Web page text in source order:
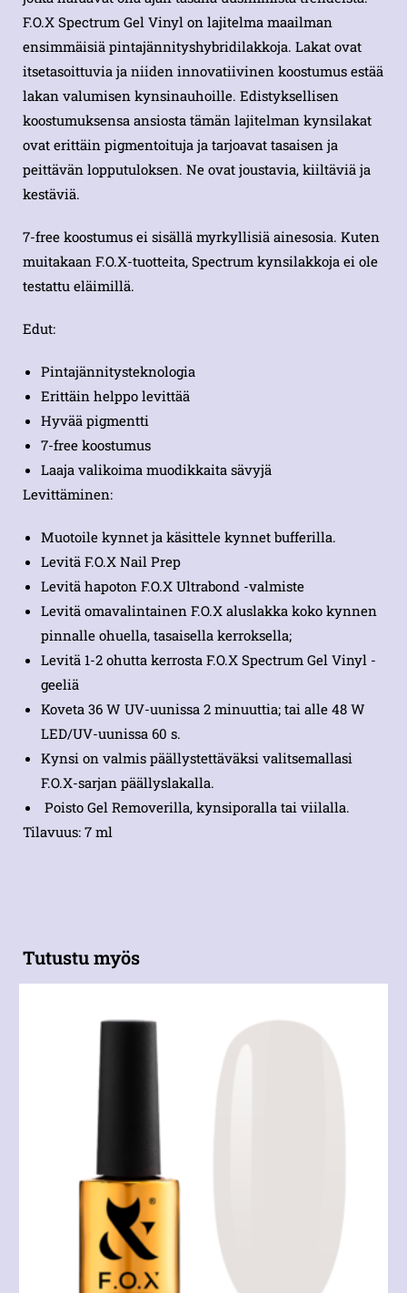
F.O.X Spectrum Gel Vinyl on lajitelma maailman
ensimmäisiä pintajännityshybridilakkoja. Lakat ovat
itsetasoittuvia ja niiden innovatiivinen koostumus estää
lakan valumisen kynsinauhoille. Edistyksellisen
koostumuksensa ansiosta tämän lajitelman kynsilakat
ovat erittäin pigmentoituja ja tarjoavat tasaisen ja
peittävän lopputuloksen. Ne ovat joustavia, kiiltäviä ja
kestäviä.
7-free koostumus ei sisällä myrkyllisiä ainesosia. Kuten
muitakaan F.O.X-tuotteita, Spectrum kynsilakkoja ei ole
testattu eläimillä.
Edut:
Pintajännitysteknologia
Erittäin helppo levittää
Hyvää pigmentti
7-free koostumus
Laaja valikoima muodikkaita sävyjä
Levittäminen:
Muotoile kynnet ja käsittele kynnet bufferilla.
Levitä F.O.X Nail Prep
Levitä hapoton F.O.X Ultrabond -valmiste
Levitä omavalintainen F.O.X aluslakka koko kynnen
pinnalle ohuella, tasaisella kerroksella;
Levitä 1-2 ohutta kerrosta F.O.X Spectrum Gel Vinyl -
geeliä
Koveta 36 W UV-uunissa 2 minuuttia; tai alle 48 W
LED/UV-uunissa 60 s.
Kynsi on valmis päällystettäväksi valitsemallasi
F.O.X-sarjan päällyslakalla.
Poisto Gel Removerilla, kynsiporalla tai viilalla.
Tilavuus: 7 ml
Tutustu myös